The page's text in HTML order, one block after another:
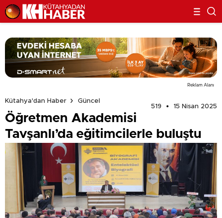
Reklam Alanı
Kütahya'dan Haber
Güncel
519
15 Nisan 2025
Öğretmen Akademisi
Tavşanlı’da eğitimcilerle buluştu